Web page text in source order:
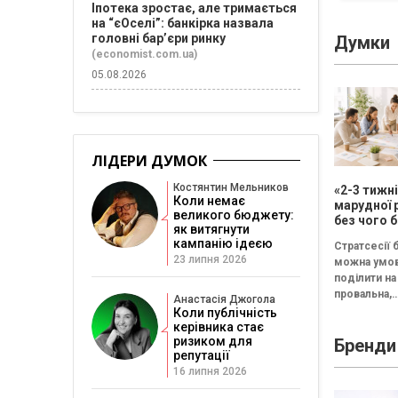
Думки
«2-3 тижні
марудної
без чого
Стратсесії
можна
поділити
провальна,
Провальна
«рефлексія
Бренди
Іпотека зростає, але тримається
на “єОселі”: банкірка назвала
головні бар’єри ринку
(economist.com.ua)
05.08.2026
ЛІДЕРИ ДУМОК
Костянтин Мельников
Коли немає
великого бюджету:
як витягнути
кампанію ідеєю
23 липня 2026
Анастасія Джогола
Коли публічність
керівника стає
ризиком для
репутації
16 липня 2026